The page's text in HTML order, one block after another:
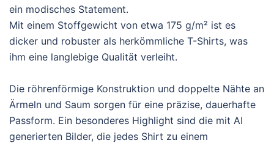
ein modisches Statement.
Mit einem Stoffgewicht von etwa 175 g/m² ist es
dicker und robuster als herkömmliche T-Shirts, was
ihm eine langlebige Qualität verleiht.
Die röhrenförmige Konstruktion und doppelte Nähte an
Ärmeln und Saum sorgen für eine präzise, dauerhafte
Passform. Ein besonderes Highlight sind die mit AI
generierten Bilder, die jedes Shirt zu einem